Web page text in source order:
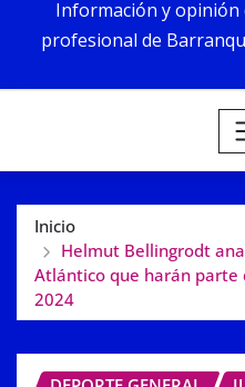
Información y opinión
profesional de
Inicio
Helmut Bellingrodt
Atlántico que harán parte
2024